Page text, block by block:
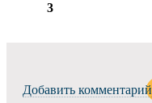
3
Добавить комментарий